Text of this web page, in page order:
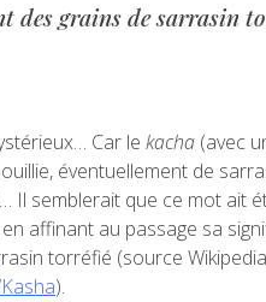
des grains de sarrasin
Car le kacha (avec
éventuellement de
Il semblerait que ce mot ait
affinant au passage sa
torréfié (source
).